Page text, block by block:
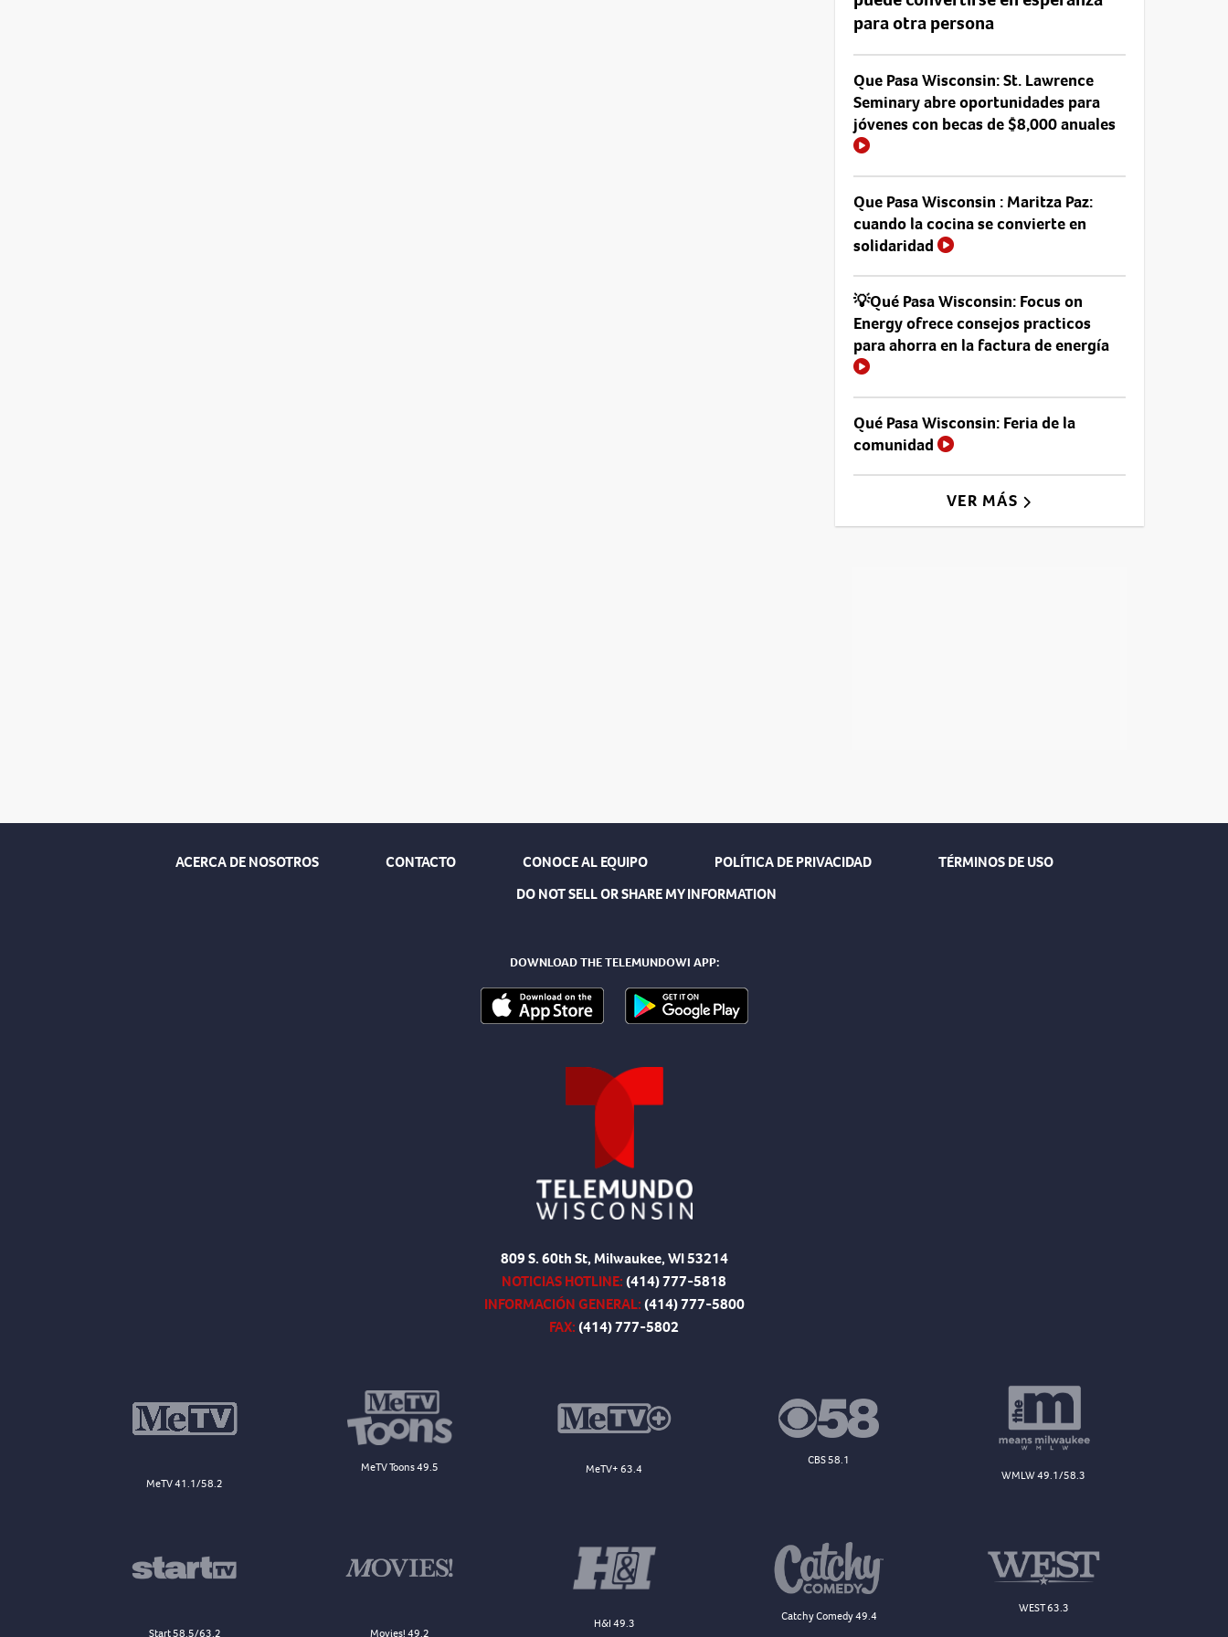
para otra persona
Que Pasa Wisconsin: St. Lawrence
Seminary abre oportunidades para
jóvenes con becas de $8,000 anuales
Que Pasa Wisconsin : Maritza Paz:
cuando la cocina se convierte en
solidaridad
💡Qué Pasa Wisconsin: Focus on
Energy ofrece consejos practicos
para ahorra en la factura de energía
Qué Pasa Wisconsin: Feria de la
comunidad
VER MÁS
ACERCA DE NOSOTROS CONTACTO CONOCE AL EQUIPO POLÍTICA DE PRIVACIDAD
TÉRMINOS DE USO
DO NOT SELL OR SHARE MY INFORMATION
DOWNLOAD THE TELEMUNDOWI APP:
809 S. 60th St, Milwaukee, WI 53214
NOTICIAS HOTLINE:(414) 777-5818
INFORMACIÓN GENERAL:(414) 777-5800
FAX:(414) 777-5802
MeTV 41.1/58.2
MeTV Toons 49.5 MeTV+ 63.4
CBS 58.1
WMLW 49.1/58.3
Start 58.5/63.2 Movies! 49.2
H&I 49.3
Catchy Comedy 49.4
WEST 63.3